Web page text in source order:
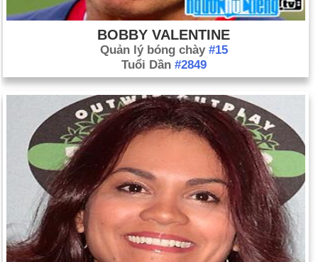
BOBBY VALENTINE
Quản lý bóng chày #15
Tuổi Dần #2849